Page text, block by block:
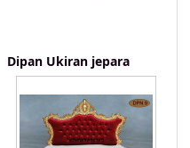
Dipan Ukiran jepara